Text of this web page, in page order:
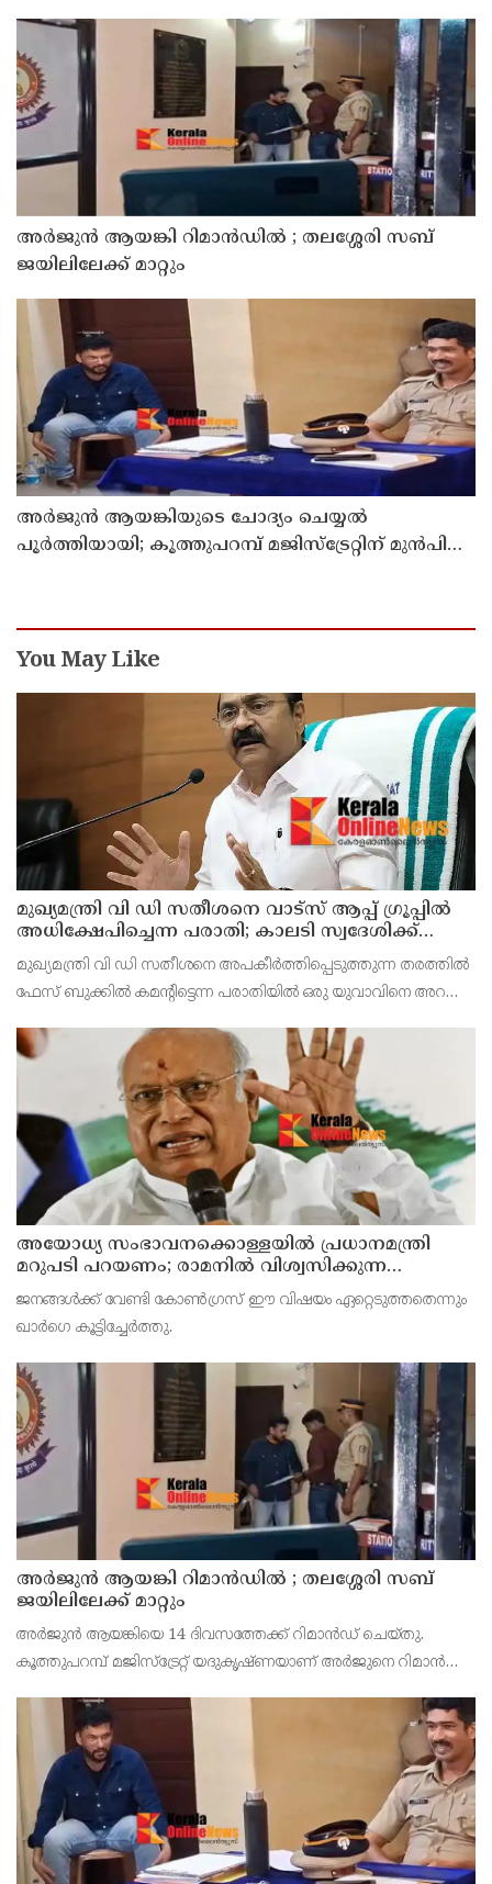
അര്‍ജുന്‍ ആയങ്കി റിമാന്‍ഡില്‍ ; തലശ്ശേരി സബ്
ജയിലിലേക്ക് മാറ്റും
അര്‍ജുന്‍ ആയങ്കിയുടെ ചോദ്യം ചെയ്യല്‍
പൂര്‍ത്തിയായി; കൂത്തുപറമ്പ് മജിസ്ട്രേറ്റിന് മുൻപില്‍
You May Like
മുഖ്യമന്ത്രി വി ഡി സതീശനെ വാട്‌സ് ആപ്പ് ഗ്രൂപ്പില്‍
അധിക്ഷേപിച്ചെന്ന പരാതി; കാലടി സ്വദേശിക്ക്
എതിരെ കേസ്
മുഖ്യമന്ത്രി വി ഡി സതീശനെ അപകീര്‍ത്തിപ്പെടുത്തുന്ന തരത്തില്‍
ഫേസ് ബുക്കില്‍ കമന്റിട്ടെന്ന പരാതിയില്‍ ഒരു യുവാവിനെ അറസ്റ്റ്
അയോധ്യ സംഭാവനക്കൊള്ളയില്‍ പ്രധാനമന്ത്രി
മറുപടി പറയണം; രാമനില്‍ വിശ്വസിക്കുന്ന
സാധാരണക്കാര്‍ ആശങ്കാകുലരാണെന്ന് ഖാര്‍ഗെ
ജനങ്ങള്‍ക്ക് വേണ്ടി കോണ്‍ഗ്രസ് ഈ വിഷയം ഏറ്റെടുത്തതെന്നും
ഖാര്‍ഗെ കൂട്ടിച്ചേര്‍ത്തു.
അര്‍ജുന്‍ ആയങ്കി റിമാന്‍ഡില്‍ ; തലശ്ശേരി സബ്
ജയിലിലേക്ക് മാറ്റും
അർജുൻ ആയങ്കിയെ 14 ദിവസത്തേക്ക് റിമാൻഡ് ചെയ്തു.
കൂത്തുപറമ്പ് മജിസ്ട്രേറ്റ് യദുകൃഷ്ണയാണ് അർജുനെ റിമാൻഡ്
ഭീഷണിപ്പെടുത്തിയെന്നാരോപിച്ച് ‌